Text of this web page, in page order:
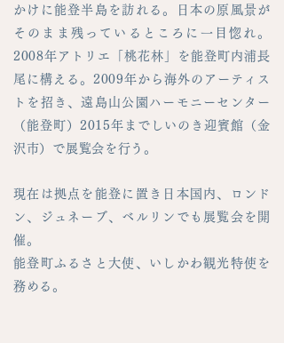
かけに能登半島を訪れる。日本の原風景が
そのまま残っているところに一目惚れ。
2008年アトリエ「桃花林」を能登町内浦長
尾に構える。2009年から海外のアーティス
トを招き、遠島山公園ハーモニーセンター
（能登町）2015年までしいのき迎賓館（金
沢市）で展覧会を行う。
現在は拠点を能登に置き日本国内、ロンド
ン、ジュネーブ、ベルリンでも展覧会を開
催。
能登町ふるさと大使、いしかわ観光特使を
務める。